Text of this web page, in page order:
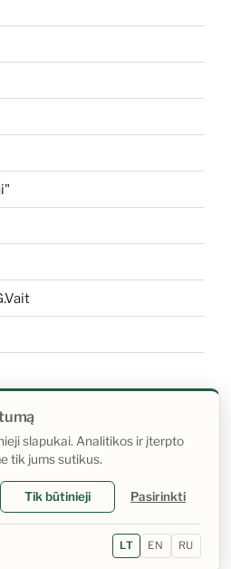
slapukai. Analitikos ir įterpto
tik jums sutikus.
Tik būtinieji Pasirinkti
LT EN RU